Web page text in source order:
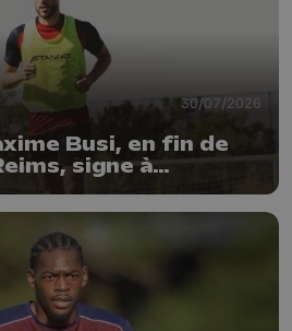
30/07/2026
Busi, en fin de
signe à